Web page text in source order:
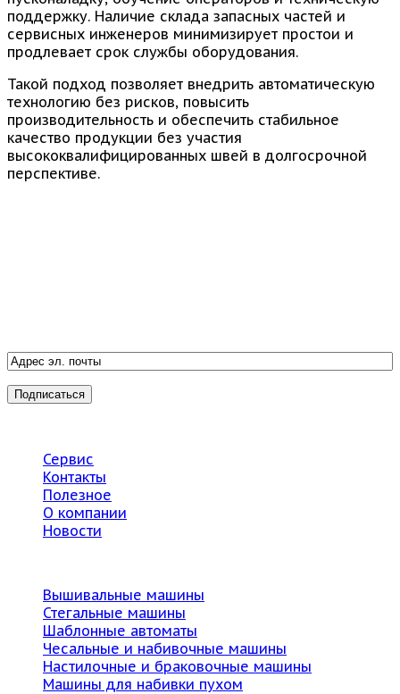
поддержку. Наличие склада запасных частей и
сервисных инженеров минимизирует простои и
продлевает срок службы оборудования.
Такой подход позволяет внедрить автоматическую
технологию без рисков, повысить
производительность и обеспечить стабильное
качество продукции без участия
высококвалифицированных швей в долгосрочной
перспективе.
Сервис
Контакты
Полезное
О компании
Новости
Вышивальные машины
Стегальные машины
Шаблонные автоматы
Чесальные и набивочные машины
Настилочные и браковочные машины
Машины для набивки пухом